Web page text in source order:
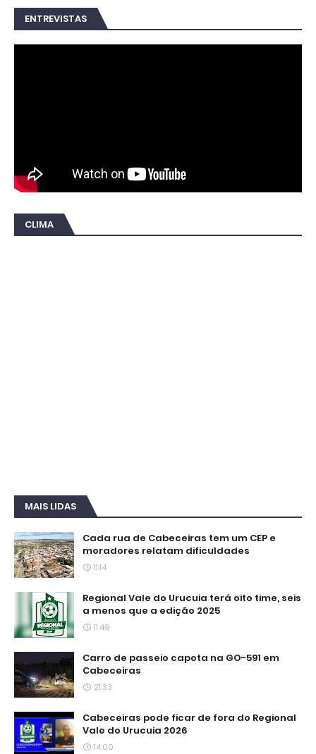
ENTREVISTAS
CLIMA
MAIS LIDAS
Cada rua de Cabeceiras tem um CEP e
moradores relatam dificuldades
11:14
Regional Vale do Urucuia terá oito time, seis
a menos que a edição 2025
11:49
Carro de passeio capota na GO-591 em
Cabeceiras
21:33
Cabeceiras pode ficar de fora do Regional
Vale do Urucuia 2026
14:00